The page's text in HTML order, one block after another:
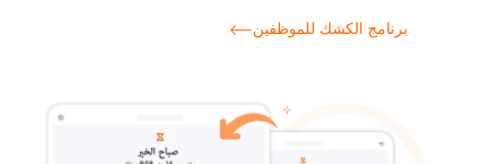
برنامج الكشك للموظفين